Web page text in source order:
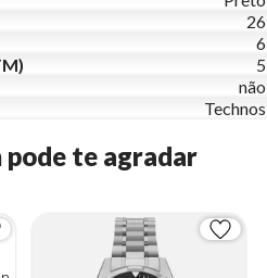
26
6
5
não
Technos
te agradar